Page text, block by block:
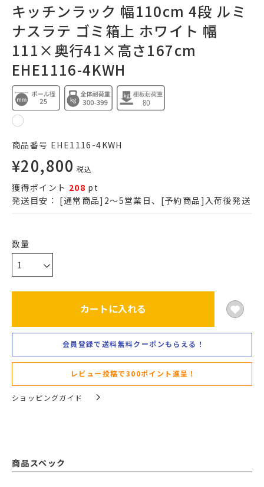
キッチンラック 幅110cm 4段 ルミ
ナスラテ ゴミ箱上 ホワイト 幅
111×奥行41×高さ167cm
EHE1116-4KWH
商品番号 EHE1116-4KWH
¥20,800 税込
獲得ポイント 208 pt
発送目安： [通常商品]2～5営業日、[予約商品]入荷後発送
カートに入れる
会員登録で送料無料クーポンもらえる！
レビュー投稿で300ポイント進呈！
ショッピングガイド
商品スペック